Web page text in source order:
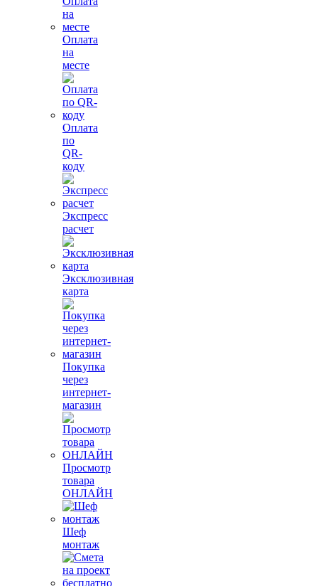
Оплата
на
месте
Оплата
по
QR-
коду
Экспресс
расчет
Эксклюзивная
карта
Покупка
через
интернет-
магазин
Просмотр
товара
ОНЛАЙН
Шеф
монтаж